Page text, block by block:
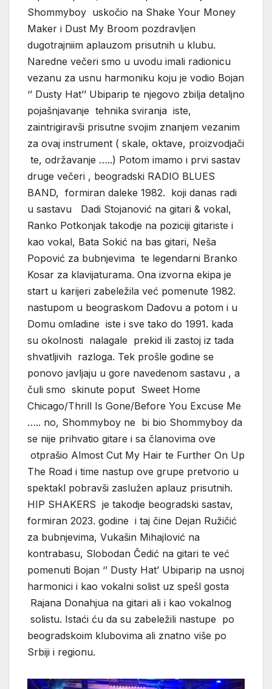
Shommyboy uskočio na Shake Your Money
Maker i Dust My Broom pozdravljen
dugotrajniim aplauzom prisutnih u klubu.
Naredne večeri smo u uvodu imali radionicu
vezanu za usnu harmoniku koju je vodio Bojan
‘’ Dusty Hat’’ Ubiparip te njegovo zbilja detaljno
pojašnjavanje tehnika sviranja iste,
zaintrigiravši prisutne svojim znanjem vezanim
za ovaj instrument ( skale, oktave, proizvodjači
te, održavanje …..) Potom imamo i prvi sastav
druge večeri , beogradski RADIO BLUES
BAND, formiran daleke 1982. koji danas radi
u sastavu Dadi Stojanović na gitari & vokal,
Ranko Potkonjak takodje na poziciji gitariste i
kao vokal, Bata Sokić na bas gitari, Neša
Popović za bubnjevima te legendarni Branko
Kosar za klavijaturama. Ona izvorna ekipa je
start u karijeri zabeležila već pomenute 1982.
nastupom u beograskom Dadovu a potom i u
Domu omladine iste i sve tako do 1991. kada
su okolnosti nalagale prekid ili zastoj iz tada
shvatljivih razloga. Tek prošle godine se
ponovo javljaju u gore navedenom sastavu , a
čuli smo skinute poput Sweet Home
Chicago/Thrill Is Gone/Before You Excuse Me
….. no, Shommyboy ne bi bio Shommyboy da
se nije prihvatio gitare i sa članovima ove
otprašio Almost Cut My Hair te Further On Up
The Road i time nastup ove grupe pretvorio u
spektakl pobravši zaslužen aplauz prisutnih.
HIP SHAKERS je takodje beogradski sastav,
formiran 2023. godine i taj čine Dejan Ružičić
za bubnjevima, Vukašin Mihajlović na
kontrabasu, Slobodan Čedić na gitari te već
pomenuti Bojan ‘’ Dusty Hat’ Ubiparip na usnoj
harmonici i kao vokalni solist uz spešl gosta
Rajana Donahjua na gitari ali i kao vokalnog
solistu. Istaći ću da su zabeležili nastupe po
beogradskoim klubovima ali znatno više po
Srbiji i regionu.